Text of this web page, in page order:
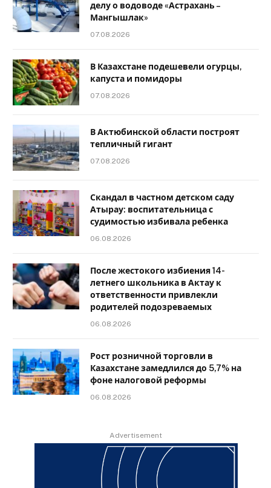
делу о водоводе «Астрахань –
Мангышлак»
07.08.2026
В Казахстане подешевели огурцы,
капуста и помидоры
07.08.2026
В Актюбинской области построят
тепличный гигант
07.08.2026
Скандал в частном детском саду
Атырау: воспитательница с
судимостью избивала ребенка
06.08.2026
После жестокого избиения 14-
летнего школьника в Актау к
ответственности привлекли
родителей подозреваемых
06.08.2026
Рост розничной торговли в
Казахстане замедлился до 5,7% на
фоне налоговой реформы
06.08.2026
Advertisement